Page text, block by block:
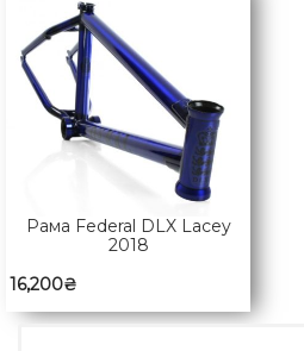
Рама Federal DLX Lacey
2018
16,200₴